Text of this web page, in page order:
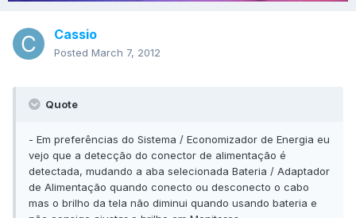
Cassio
Posted March 7, 2012
Quote
- Em preferências do Sistema / Economizador de Energia eu
vejo que a detecção do conector de alimentação é
detectada, mudando a aba selecionada Bateria / Adaptador
de Alimentação quando conecto ou desconecto o cabo
mas o brilho da tela não diminui quando usando bateria e